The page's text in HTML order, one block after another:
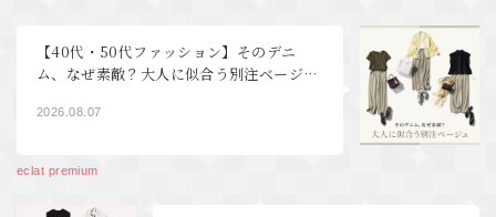
【40代・50代ファッション】そのデニ
ム、なぜ素敵？大人に似合う別注ベージ
2026.08.07
eclat premium